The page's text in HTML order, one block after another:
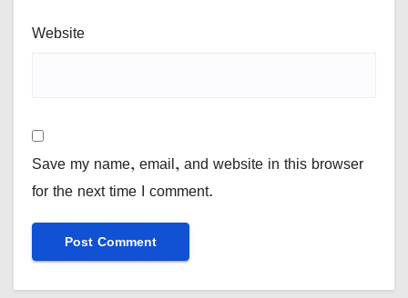
Website
Save my name, email, and website in this browser
for the next time I comment.